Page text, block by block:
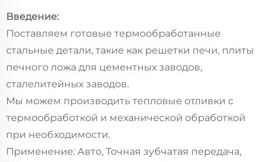
Введение:
Поставляем готовые термообработанные
стальные детали, такие как решетки печи, плиты
печного ложа для цементных заводов,
сталелитейных заводов.
Мы можем производить тепловые отливки с
термообработкой и механической обработкой
при необходимости.
Применение: Авто, Точная зубчатая передача,